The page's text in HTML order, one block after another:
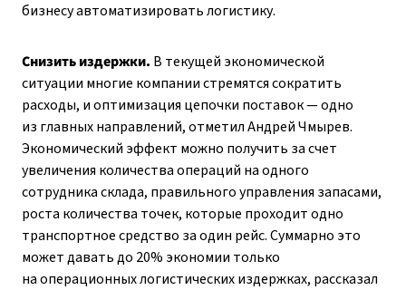
бизнесу автоматизировать логистику.
Снизить издержки. В текущей экономической
ситуации многие компании стремятся сократить
расходы, и оптимизация цепочки поставок — одно
из главных направлений, отметил Андрей Чмырев.
Экономический эффект можно получить за счет
увеличения количества операций на одного
сотрудника склада, правильного управления запасами,
роста количества точек, которые проходит одно
транспортное средство за один рейс. Суммарно это
может давать до 20% экономии только
на операционных логистических издержках, рассказал